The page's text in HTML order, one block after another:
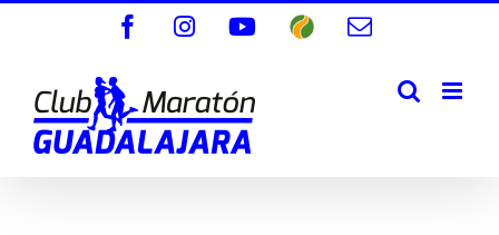
FacebookInstagramYouTube
WikilocCorreo